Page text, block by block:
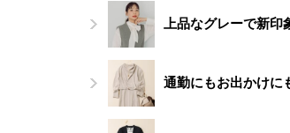
上品なグレーで新
通勤にもお出かけに